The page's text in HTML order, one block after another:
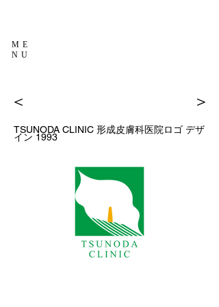
ME
NU
＜ ＞
TSUNODA CLINIC 形成皮膚科医院ロゴ デザ
イン 1993